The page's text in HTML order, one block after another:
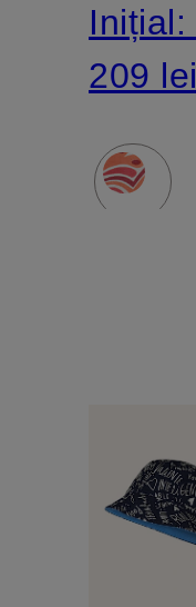
Inițial:
209 lei